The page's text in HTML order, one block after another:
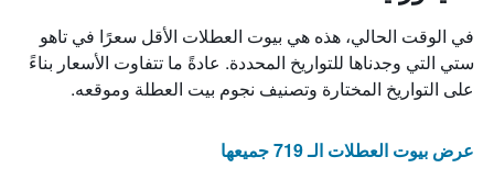
الذي
يعرض
أيام
الأسبوع.
التالي
في الوقت الحالي، هذه هي بيوت العطلات الأقل سعرًا في تاهو
ستي التي وجدناها للتواريخ المحددة. عادةً ما تتفاوت الأسعار بناءً
على التواريخ المختارة وتصنيف نجوم بيت العطلة وموقعه.
عرض بيوت العطلات الـ 719 جميعها